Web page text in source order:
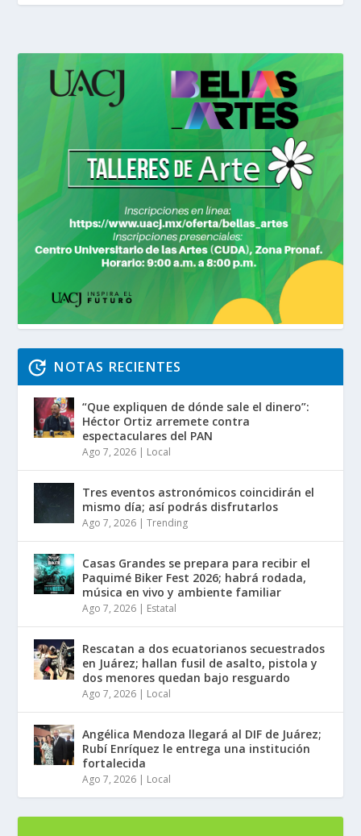
NOTAS RECIENTES
“Que expliquen de dónde sale el dinero”:
Héctor Ortiz arremete contra
espectaculares del PAN
Ago 7, 2026 | Local
Tres eventos astronómicos coincidirán el
mismo día; así podrás disfrutarlos
Ago 7, 2026 |Trending
Casas Grandes se prepara para recibir el
Paquimé Biker Fest 2026; habrá rodada,
música en vivo y ambiente familiar
Ago 7, 2026 | Estatal
Rescatan a dos ecuatorianos secuestrados
en Juárez; hallan fusil de asalto, pistola y
dos menores quedan bajo resguardo
Ago 7, 2026 | Local
Angélica Mendoza llegará al DIF de Juárez;
Rubí Enríquez le entrega una institución
fortalecida
Ago 7, 2026 | Local